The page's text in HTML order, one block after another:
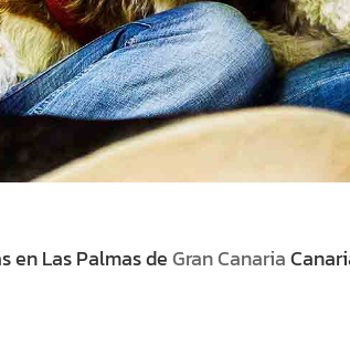
en Las Palmas deGran Canaria